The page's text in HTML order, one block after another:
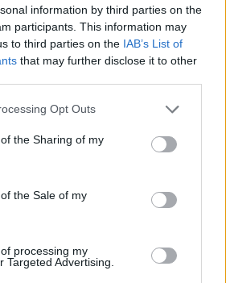
information by third parties on the
participants. This information may
to third parties on the IAB’s List of
that may further disclose it to other
Opt Outs
the Sharing of my
the Sale of my
processing my
Targeted Advertising.
- ΨΥΧΑΓΩΓΊΑ
του
Συνταγές με
καλοκαιριού
2026 08:17
ΣΤΟ ΠΑΡΕΛΘΟΝ
O ήρωας που έδερνε τους
και φορούσε γούνινο καπέλο
2026 08:12